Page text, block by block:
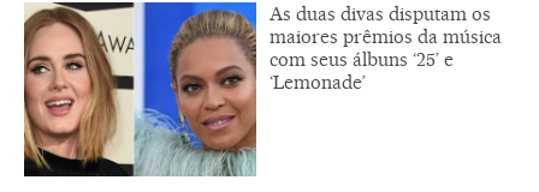
As duas divas disputam os
maiores prêmios da música
com seus álbuns ‘25’ e
‘Lemonade’